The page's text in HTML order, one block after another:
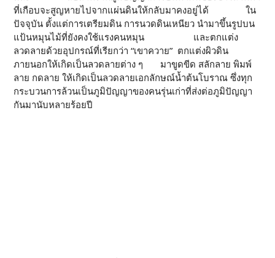
ที่เกือบจะสูญหายไปจากแผ่นดินให้กลับมาคงอยู่ได้ ใน
ปัจจุบัน ตั้งแต่การเตรียมดิน การนวดดินเหนียว นำมาขึ้นรูปบน
แป้นหมุนไม้ที่ยังคงใช้แรงคนหมุน และตกแต่ง
ลวดลายด้วยอุปกรณ์ที่เรียกว่า “เขาควาย” ตกแต่งผิวดิน
ภายนอกให้เกิดเป็นลวดลายต่าง ๆ มาขูดขีด สลักลาย พิมพ์
ลาย กดลาย ให้เกิดเป็นลวดลายเอกลักษณ์น้ำต้นโบราณ ซึ่งทุก
กระบวนการล้วนเป็นภูมิปัญญาของคนรุ่นเก่าที่ส่งต่อภูมิปัญญา
กันมานับหลายร้อยปี